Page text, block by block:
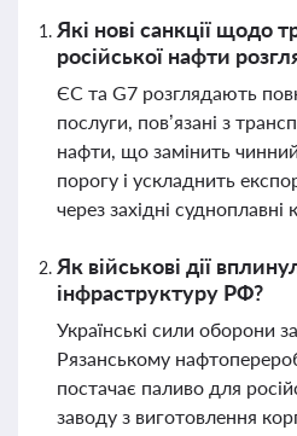
Які нові санкції щодо
російської нафти
ЄС та G7 розглядають
послуги, пов’язані з
нафти, що замінить
порогу і ускладнить
через західні судноплавні
Як військові дії
інфраструктуру РФ?
Українські сили оборони
Рязанському
постачає паливо для
заводу з виготовлення